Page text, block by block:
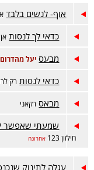
אוף- לנשים בלבד
כדאי לך לנסות
מבעס יעל מהדרום
כדאי לנסות רק
מבאס רקאני
שמעתי שאפשר
חילזון 123 אחרונה
עגלה לתינוק שנכנסת